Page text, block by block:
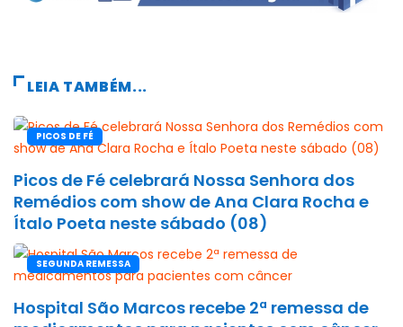
LEIA TAMBÉM...
PICOS DE FÉ
Picos de Fé celebrará Nossa Senhora dos
Remédios com show de Ana Clara Rocha e
Ítalo Poeta neste sábado (08)
SEGUNDA REMESSA
Hospital São Marcos recebe 2ª remessa de